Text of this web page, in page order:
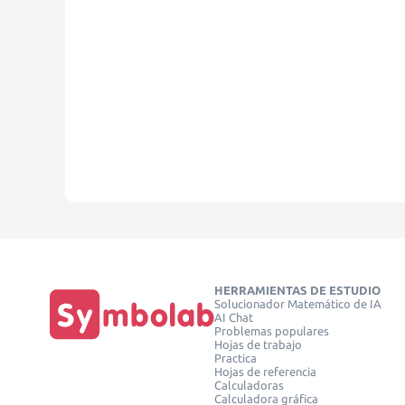
HERRAMIENTAS DE ESTUDIO
Solucionador Matemático de IA
AI Chat
Problemas populares
Hojas de trabajo
Practica
Hojas de referencia
Calculadoras
Calculadora gráfica